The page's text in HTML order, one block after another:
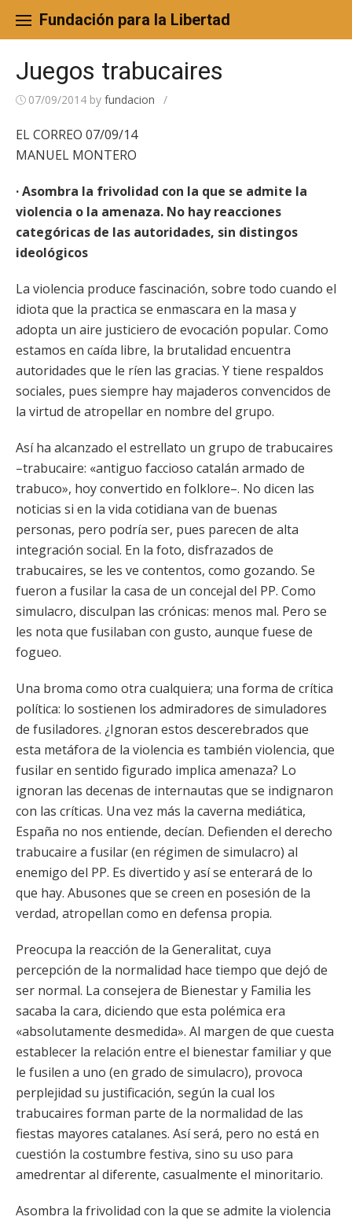
content
Fundación para la Libertad
Juegos trabucaires
07/09/2014 by fundacion /
EL CORREO 07/09/14
MANUEL MONTERO
· Asombra la frivolidad con la que se admite la
violencia o la amenaza. No hay reacciones
categóricas de las autoridades, sin distingos
ideológicos
La violencia produce fascinación, sobre todo cuando el
idiota que la practica se enmascara en la masa y
adopta un aire justiciero de evocación popular. Como
estamos en caída libre, la brutalidad encuentra
autoridades que le ríen las gracias. Y tiene respaldos
sociales, pues siempre hay majaderos convencidos de
la virtud de atropellar en nombre del grupo.
Así ha alcanzado el estrellato un grupo de trabucaires
–trabucaire: «antiguo faccioso catalán armado de
trabuco», hoy convertido en folklore–. No dicen las
noticias si en la vida cotidiana van de buenas
personas, pero podría ser, pues parecen de alta
integración social. En la foto, disfrazados de
trabucaires, se les ve contentos, como gozando. Se
fueron a fusilar la casa de un concejal del PP. Como
simulacro, disculpan las crónicas: menos mal. Pero se
les nota que fusilaban con gusto, aunque fuese de
fogueo.
Una broma como otra cualquiera; una forma de crítica
política: lo sostienen los admiradores de simuladores
de fusiladores. ¿Ignoran estos descerebrados que
esta metáfora de la violencia es también violencia, que
fusilar en sentido figurado implica amenaza? Lo
ignoran las decenas de internautas que se indignaron
con las críticas. Una vez más la caverna mediática,
España no nos entiende, decían. Defienden el derecho
trabucaire a fusilar (en régimen de simulacro) al
enemigo del PP. Es divertido y así se enterará de lo
que hay. Abusones que se creen en posesión de la
verdad, atropellan como en defensa propia.
Preocupa la reacción de la Generalitat, cuya
percepción de la normalidad hace tiempo que dejó de
ser normal. La consejera de Bienestar y Familia les
sacaba la cara, diciendo que esta polémica era
«absolutamente desmedida». Al margen de que cuesta
establecer la relación entre el bienestar familiar y que
le fusilen a uno (en grado de simulacro), provoca
perplejidad su justificación, según la cual los
trabucaires forman parte de la normalidad de las
fiestas mayores catalanes. Así será, pero no está en
cuestión la costumbre festiva, sino su uso para
amedrentar al diferente, casualmente el minoritario.
Asombra la frivolidad con la que se admite la violencia